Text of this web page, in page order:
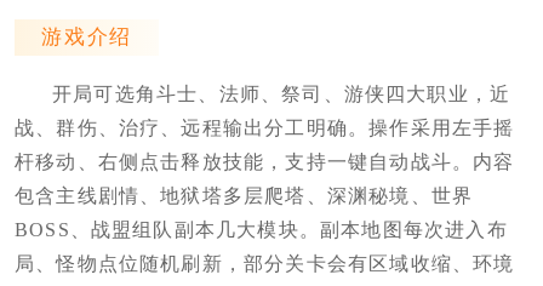
游戏介绍
开局可选角斗士、法师、祭司、游侠四大职业，近
战、群伤、治疗、远程输出分工明确。操作采用左手摇
杆移动、右侧点击释放技能，支持一键自动战斗。内容
包含主线剧情、地狱塔多层爬塔、深渊秘境、世界
BOSS、战盟组队副本几大模块。副本地图每次进入布
局、怪物点位随机刷新，部分关卡会有区域收缩、环境